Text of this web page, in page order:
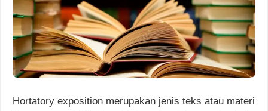
Hortatory exposition merupakan jenis teks atau materi